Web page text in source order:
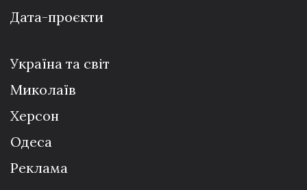
Дата-проєкти
Україна та світ
Миколаїв
Херсон
Одеса
Реклама